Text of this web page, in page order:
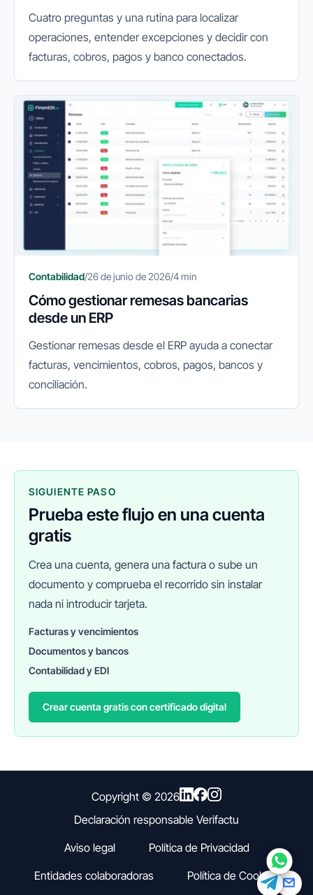
Cuatro preguntas y una rutina para localizar
operaciones, entender excepciones y decidir con
facturas, cobros, pagos y banco conectados.
Contabilidad/26 de junio de 2026/4 min
Cómo gestionar remesas bancarias
desde un ERP
Gestionar remesas desde el ERP ayuda a conectar
facturas, vencimientos, cobros, pagos, bancos y
conciliación.
SIGUIENTE PASO
Prueba este flujo en una cuenta
gratis
Crea una cuenta, genera una factura o sube un
documento y comprueba el recorrido sin instalar
nada ni introducir tarjeta.
Facturas y vencimientos
Documentos y bancos
Contabilidad y EDI
Crear cuenta gratis con certificado digital
Copyright © 2026
Declaración responsable Verifactu
Aviso legal
Política de Privacidad
Entidades colaboradoras
Política de Cookies
FINANEDI
Hablemos ahora
Pedir información sobre FinanEDI